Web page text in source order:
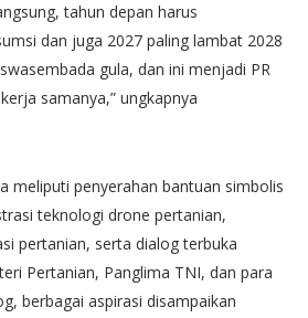
tahun depan harus
dan juga 2027 paling lambat 2028
gula, dan ini menjadi PR
samanya,” ungkapnya
meliputi penyerahan bantuan simbolis
teknologi drone pertanian,
pertanian, serta dialog terbuka
Pertanian, Panglima TNI, dan para
berbagai aspirasi disampaikan